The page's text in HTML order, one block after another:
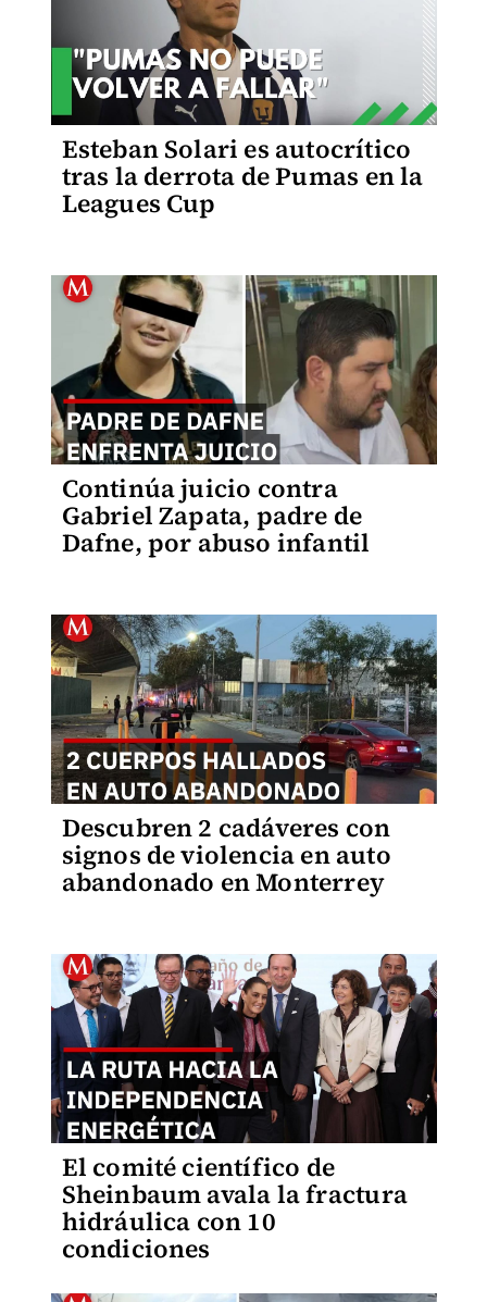
Esteban Solari es autocrítico
tras la derrota de Pumas en la
Leagues Cup
Continúa juicio contra
Gabriel Zapata, padre de
Dafne, por abuso infantil
Descubren 2 cadáveres con
signos de violencia en auto
abandonado en Monterrey
El comité científico de
Sheinbaum avala la fractura
hidráulica con 10
condiciones